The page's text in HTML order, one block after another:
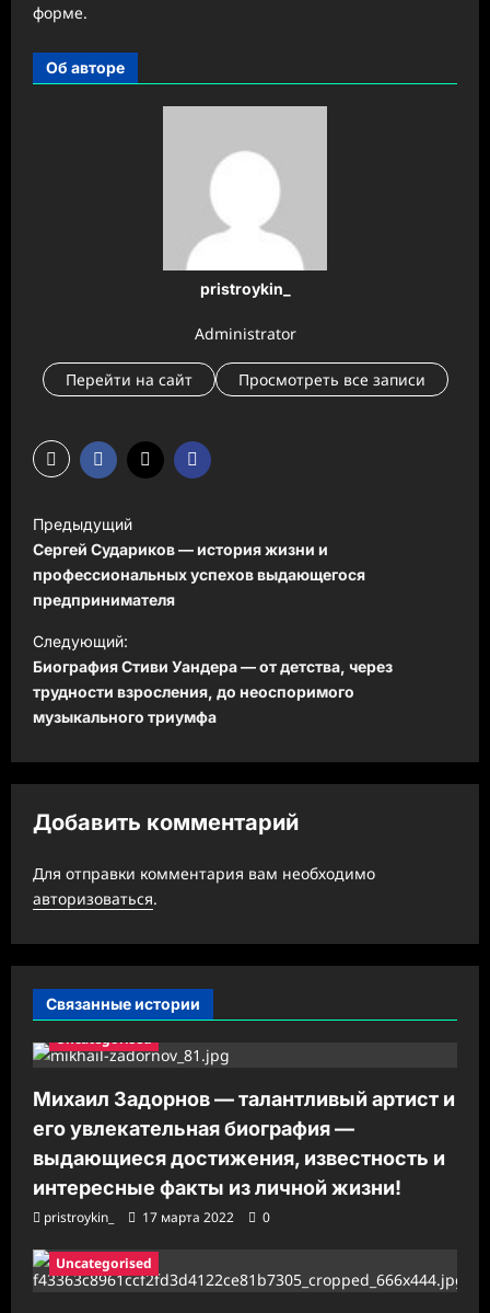
форме.
Об авторе
pristroykin_
Administrator
Перейти на сайт Просмотреть все записи
а
в
и
г
а
ц
я
з
п
и
с
и
Предыдущий
Сергей Судариков — история жизни и
профессиональных успехов выдающегося
предпринимателя
Следующий:
Биография Стиви Уандера — от детства, через
трудности взросления, до неоспоримого
музыкального триумфа
Добавить комментарий
Для отправки комментария вам необходимо
авторизоваться.
Связанные истории
Uncategorised
Михаил Задорнов — талантливый артист и
его увлекательная биография —
выдающиеся достижения, известность и
интересные факты из личной жизни!
pristroykin_ 17 марта 2022 0
Uncategorised